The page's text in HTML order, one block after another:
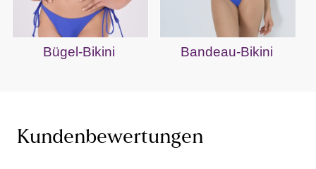
Bügel-Bikini Bandeau-Bikini
Kundenbewertungen